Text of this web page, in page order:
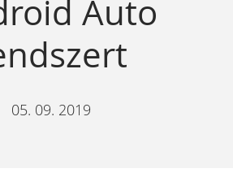
Auto
05. 09. 2019